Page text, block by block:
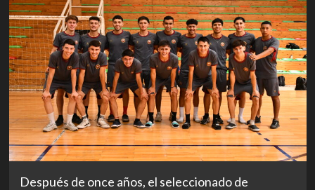
Después de once años, el seleccionado de